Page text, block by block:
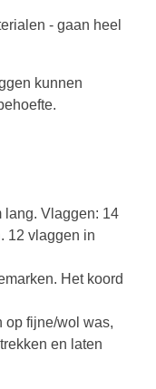
- gaan heel
kunnen
lang. Vlaggen: 14
12 vlaggen in
Het koord
op fijne/wol was,
en laten